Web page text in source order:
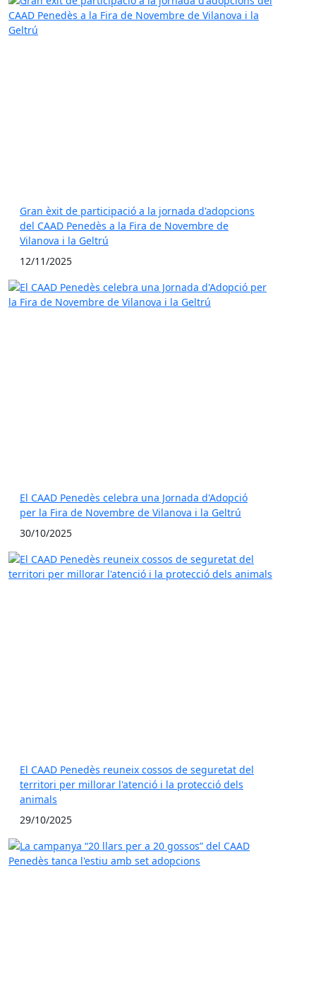
Gran èxit de participació a la jornada d'adopcions
del CAAD Penedès a la Fira de Novembre de
Vilanova i la Geltrú
12/11/2025
El CAAD Penedès celebra una Jornada d'Adopció
per la Fira de Novembre de Vilanova i la Geltrú
30/10/2025
El CAAD Penedès reuneix cossos de seguretat del
territori per millorar l'atenció i la protecció dels
animals
29/10/2025